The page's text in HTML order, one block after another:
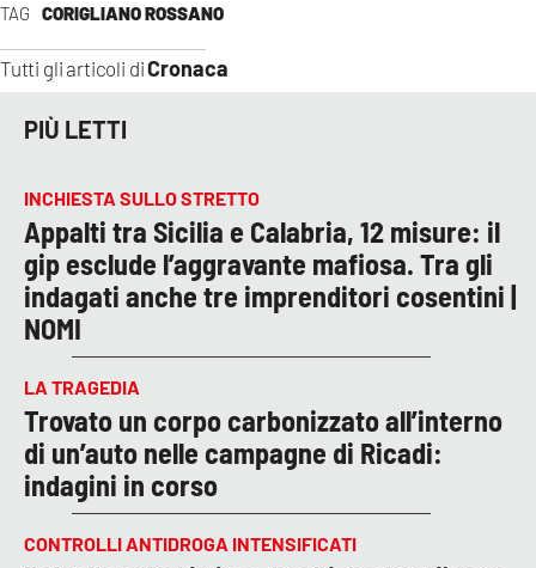
TAG CORIGLIANO ROSSANO
Tutti gli articoli diCronaca
PIÙ LETTI
INCHIESTA SULLO STRETTO
Appalti tra Sicilia e Calabria, 12 misure: il
gip esclude l’aggravante mafiosa. Tra gli
indagati anche tre imprenditori cosentini |
NOMI
LA TRAGEDIA
Trovato un corpo carbonizzato all’interno
di un’auto nelle campagne di Ricadi:
indagini in corso
CONTROLLI ANTIDROGA INTENSIFICATI